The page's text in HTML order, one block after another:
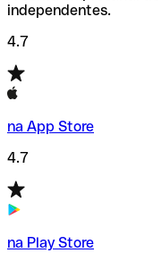
independentes.
4.7
na App Store
4.7
na Play Store